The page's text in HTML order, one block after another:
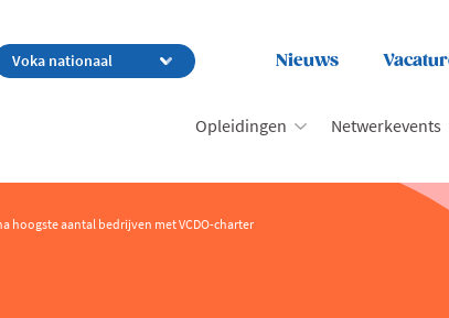
Nieuws
Opleidingen Netwerkevents
hoogste aantal bedrijven met VCDO-charter